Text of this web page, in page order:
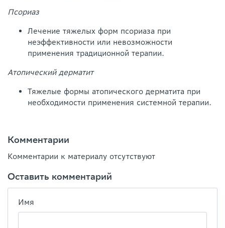
Псориаз
Лечение тяжелых форм псориаза при
неэффективности или невозможности
применения традиционной терапии.
Атопический дерматит
Тяжелые формы атопического дерматита при
необходимости применения системной терапии.
Комментарии
Комментарии к материалу отсутствуют
Оставить комментарий
Имя